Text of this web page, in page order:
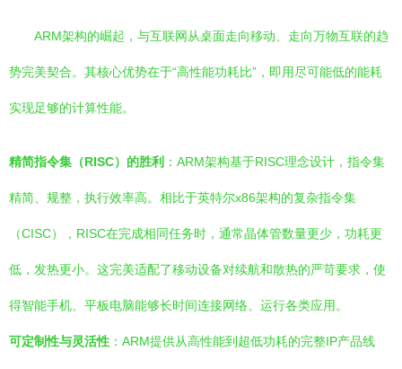
ARM架构的崛起，与互联网从桌面走向移动、走向万物互联的趋
势完美契合。其核心优势在于“高性能功耗比”，即用尽可能低的能耗
实现足够的计算性能。
精简指令集（RISC）的胜利 ：ARM架构基于RISC理念设计，指令集
精简、规整，执行效率高。相比于英特尔x86架构的复杂指令集
（CISC），RISC在完成相同任务时，通常晶体管数量更少，功耗更
低，发热更小。这完美适配了移动设备对续航和散热的严苛要求，使
得智能手机、平板电脑能够长时间连接网络、运行各类应用。
可定制性与灵活性 ：ARM提供从高性能到超低功耗的完整IP产品线